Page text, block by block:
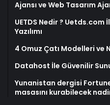
Ajansı ve Web Tasarım
UETDS Nedir ? Uetds.com
Yazılımı
4 Omuz Çatı Modelleri ve
Datahost İle Güvenilir
Yunanistan dergisi
masasını kurabilecek